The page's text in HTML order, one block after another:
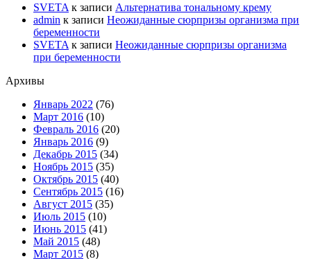
SVETA к записи Альтернатива тональному крему
admin к записи Неожиданные сюрпризы организма при
беременности
SVETA к записи Неожиданные сюрпризы организма
при беременности
Архивы
Январь 2022 (76)
Март 2016 (10)
Февраль 2016 (20)
Январь 2016 (9)
Декабрь 2015 (34)
Ноябрь 2015 (35)
Октябрь 2015 (40)
Сентябрь 2015 (16)
Август 2015 (35)
Июль 2015 (10)
Июнь 2015 (41)
Май 2015 (48)
Март 2015 (8)